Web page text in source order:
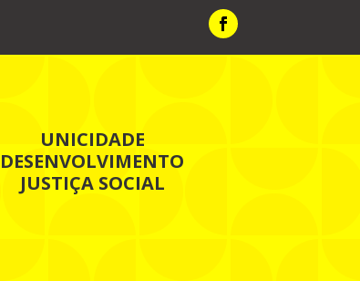
UNICIDADE
DESENVOLVIMENTO
JUSTIÇA SOCIAL